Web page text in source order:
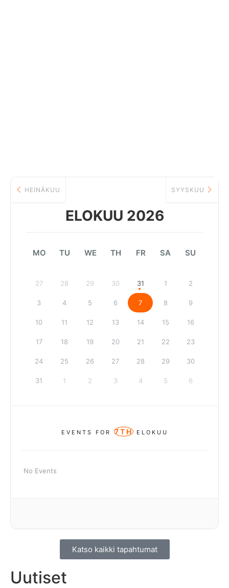
Uutiset
HEINÄKUU
ELOKUU 2026
SYYSKUU
MO TU WE TH FR SA SU
27 28 29 30 31 1 2
3 4 5 6 7 8 9
10 11 12 13 14 15 16
17 18 19 20 21 22 23
24 25 26 27 28 29 30
31 1 2 3 4 5 6
EVENTS FOR 7THELOKUU
No Events
Katso kaikki tapahtumat